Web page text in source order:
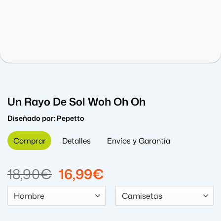
Un Rayo De Sol Woh Oh Oh
Diseñado por:Pepetto
Comprar Detalles Envíos y Garantía
18,90€ El
precio
original
16,99€
precio
actual